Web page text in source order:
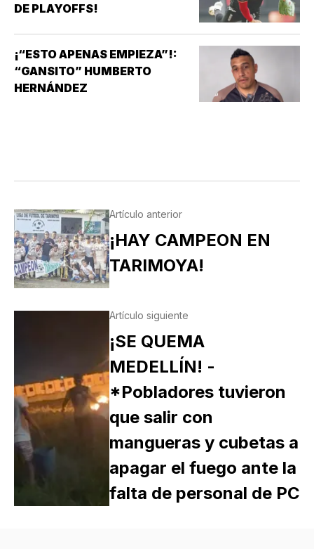
DE PLAYOFFS!
¡“ESTO APENAS EMPIEZA”!:
“GANSITO” HUMBERTO
HERNÁNDEZ
Artículo anterior
¡HAY CAMPEON EN
TARIMOYA!
Artículo siguiente
¡SE QUEMA
MEDELLÍN! -
*Pobladores tuvieron
que salir con
mangueras y cubetas a
apagar el fuego ante la
falta de personal de PC